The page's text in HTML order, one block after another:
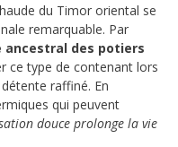
du Timor oriental se
remarquable. Par
ancestral des potiers
ce type de contenant lors
raffiné. En
qui peuvent
douce prolonge la vie